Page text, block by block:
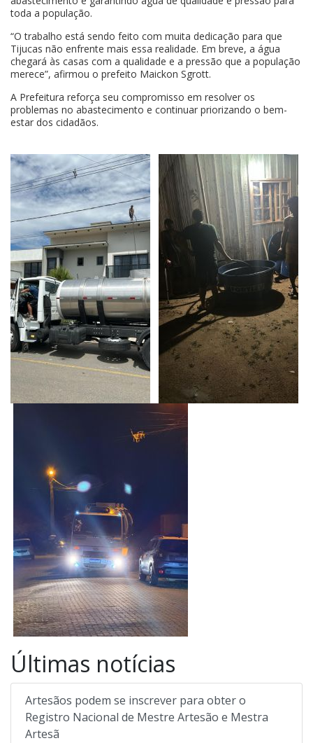
toda a população.
“O trabalho está sendo feito com muita dedicação para que
Tijucas não enfrente mais essa realidade. Em breve, a água
chegará às casas com a qualidade e a pressão que a população
merece”, afirmou o prefeito Maickon Sgrott.
A Prefeitura reforça seu compromisso em resolver os
problemas no abastecimento e continuar priorizando o bem-
estar dos cidadãos.
Últimas notícias
Artesãos podem se inscrever para obter o
Registro Nacional de Mestre Artesão e Mestra
Artesã